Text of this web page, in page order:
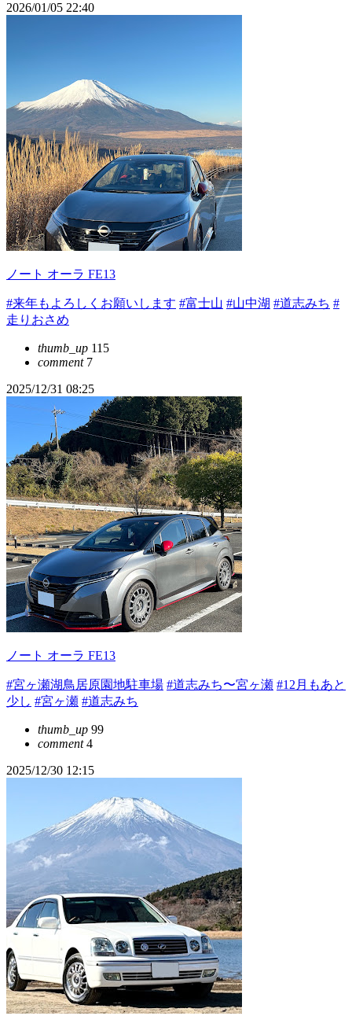
2026/01/05 22:40
ノート オーラ FE13
#来年もよろしくお願いします #富士山 #山中湖 #道志みち #
走りおさめ
thumb_up 115
comment7
2025/12/31 08:25
ノート オーラ FE13
#宮ヶ瀬湖鳥居原園地駐車場 #道志みち〜宮ヶ瀬 #12月もあと
少し #宮ヶ瀬 #道志みち
thumb_up 99
comment4
2025/12/30 12:15